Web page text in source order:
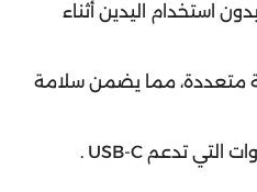
استخدام اليدين أثناء
متعددة، مما يضمن سلامة
.